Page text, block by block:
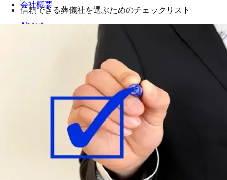
会社概要
About
信頼できる葬儀社を選ぶためのチェックリスト